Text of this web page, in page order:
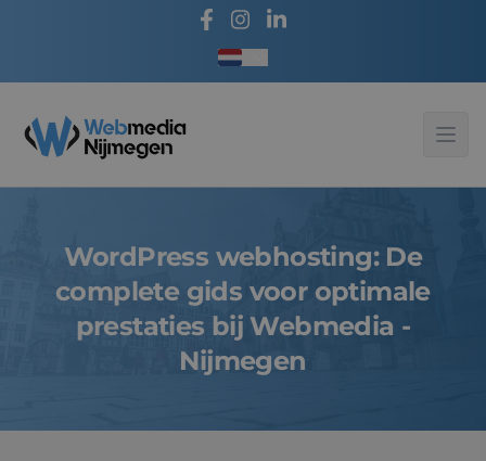
Taal kiezen
Webmedia - Nijmegen
WordPress webhosting: De
complete gids voor optimale
prestaties bij Webmedia -
Nijmegen